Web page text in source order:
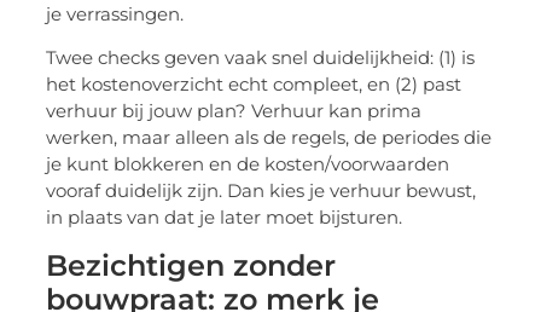
je verrassingen.
Twee checks geven vaak snel duidelijkheid: (1) is
het kostenoverzicht echt compleet, en (2) past
verhuur bij jouw plan? Verhuur kan prima
werken, maar alleen als de regels, de periodes die
je kunt blokkeren en de kosten/voorwaarden
vooraf duidelijk zijn. Dan kies je verhuur bewust,
in plaats van dat je later moet bijsturen.
Bezichtigen zonder
bouwpraat: zo merk je